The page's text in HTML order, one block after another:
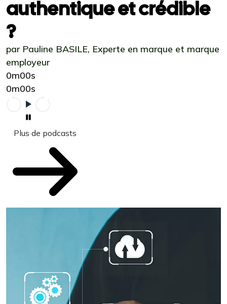
authentique et crédible
?
par Pauline BASILE, Experte en marque et marque
employeur
0m00s
0m00s
Plus de podcasts